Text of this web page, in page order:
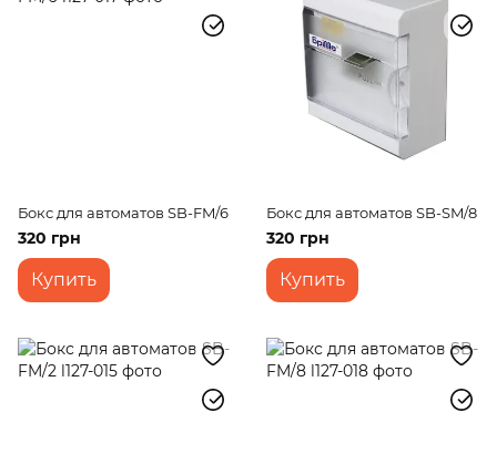
Бокс для автоматов SB-FM/6
320 грн
Купить
Бокс для автоматов SB-SM/8
320 грн
Купить